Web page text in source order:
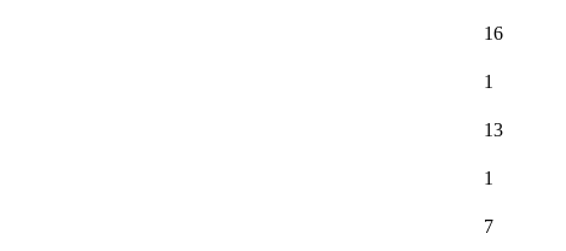
16
1
13
1
7